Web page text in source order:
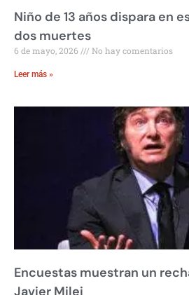
Niño de 13 años dispara en
dos muertes
6 de mayo, 2026 No hay comentarios
Leer más »
Encuestas muestran un
Javier Milei